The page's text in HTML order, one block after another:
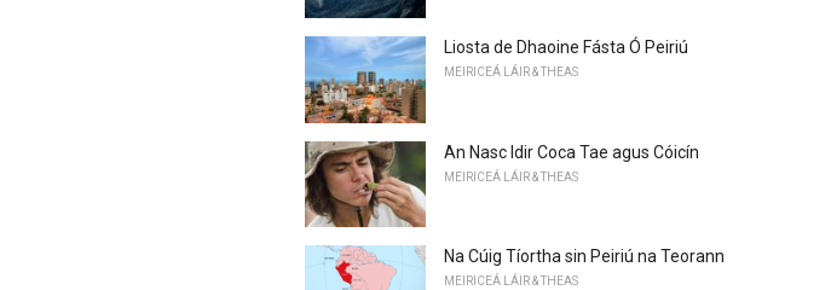
Liosta de Dhaoine Fásta Ó Peiriú
MEIRICEÁ LÁIR & THEAS
An Nasc Idir Coca Tae agus Cóicín
MEIRICEÁ LÁIR & THEAS
Na Cúig Tíortha sin Peiriú na Teorann
MEIRICEÁ LÁIR & THEAS